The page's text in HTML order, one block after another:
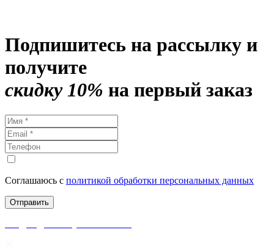
Подпишитесь на рассылку и
получите
скидку 10% на первый заказ
Соглашаюсь с политикой обработки персональных данных